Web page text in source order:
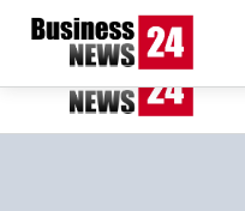
19.6 Czech
Pátek 7. srpna 2026